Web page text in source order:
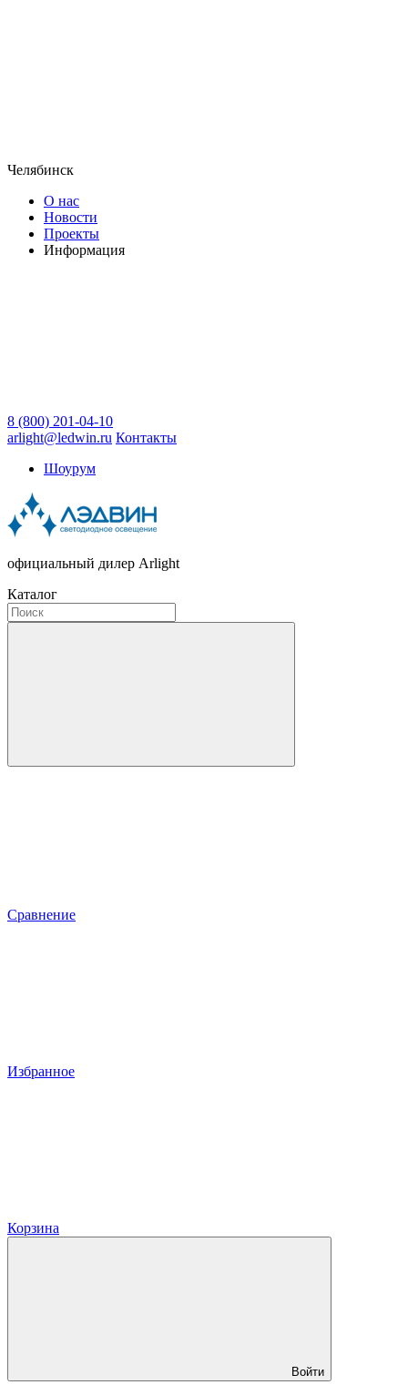
Челябинск
О нас
Новости
Проекты
Информация
8 (800) 201-04-10
arlight@ledwin.ru Контакты
Шоурум
официальный дилер Arlight
Каталог
Сравнение
Избранное
Корзина
Войти